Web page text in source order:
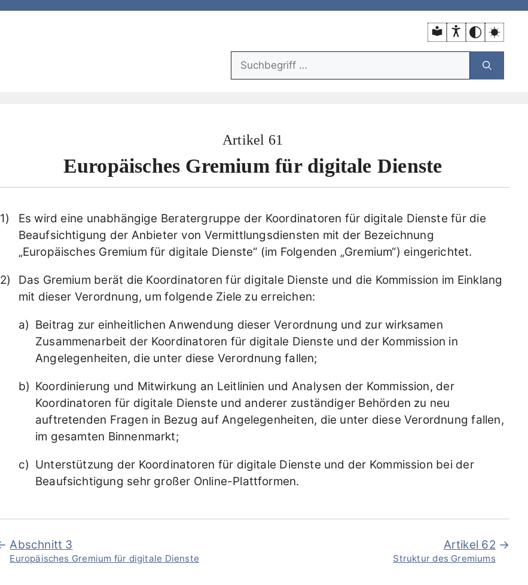
Suchfunktion:
Artikel 61
Europäisches Gremium für digitale Dienste
Es wird eine unabhängige Beratergruppe der Koordinatoren für digitale Dienste für die
Beaufsichtigung der Anbieter von Vermittlungsdiensten mit der Bezeichnung
„Europäisches Gremium für digitale Dienste“ (im Folgenden „Gremium“) eingerichtet.
Das Gremium berät die Koordinatoren für digitale Dienste und die Kommission im Einklang
mit dieser Verordnung, um folgende Ziele zu erreichen:
Beitrag zur einheitlichen Anwendung dieser Verordnung und zur wirksamen
Zusammenarbeit der Koordinatoren für digitale Dienste und der Kommission in
Angelegenheiten, die unter diese Verordnung fallen;
Koordinierung und Mitwirkung an Leitlinien und Analysen der Kommission, der
Koordinatoren für digitale Dienste und anderer zuständiger Behörden zu neu
auftretenden Fragen in Bezug auf Angelegenheiten, die unter diese Verordnung fallen,
im gesamten Binnenmarkt;
Unterstützung der Koordinatoren für digitale Dienste und der Kommission bei der
Beaufsichtigung sehr großer Online-Plattformen.
Abschnitt 3
Europäisches Gremium für digitale Dienste
Artikel 62
Struktur des Gremiums